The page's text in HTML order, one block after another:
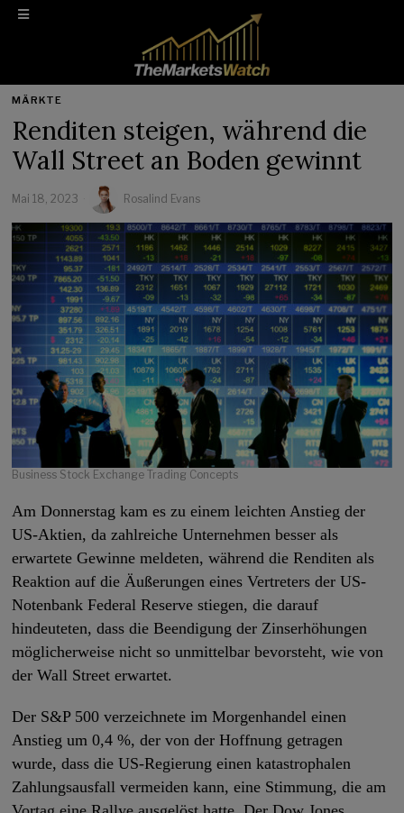
MÄRKTE
Renditen steigen, während die
Wall Street an Boden gewinnt
Mai 18, 2023 Rosalind Evans
Business Stock Exchange Trading Concepts
Am Donnerstag kam es zu einem leichten Anstieg der
US-Aktien, da zahlreiche Unternehmen besser als
erwartete Gewinne meldeten, während die Renditen als
Reaktion auf die Äußerungen eines Vertreters der US-
Notenbank Federal Reserve stiegen, die darauf
hindeuteten, dass die Beendigung der Zinserhöhungen
möglicherweise nicht so unmittelbar bevorsteht, wie von
der Wall Street erwartet.
Der S&P 500 verzeichnete im Morgenhandel einen
Anstieg um 0,4 %, der von der Hoffnung getragen
wurde, dass die US-Regierung einen katastrophalen
Zahlungsausfall vermeiden kann, eine Stimmung, die am